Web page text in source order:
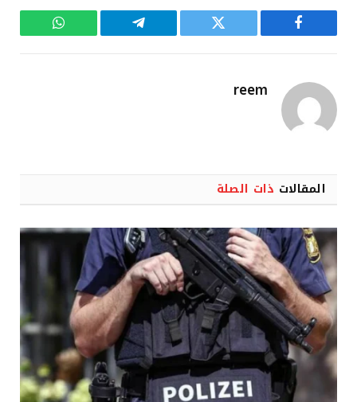
فيسبوك تويتر تيلقرام واتساب
reem
المقالات ذات الصلة